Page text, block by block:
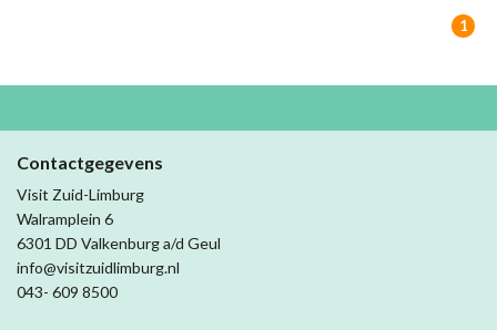
1
Contactgegevens
Visit Zuid-Limburg
Walramplein 6
6301 DD Valkenburg a/d Geul
info@visitzuidlimburg.nl
043- 609 8500